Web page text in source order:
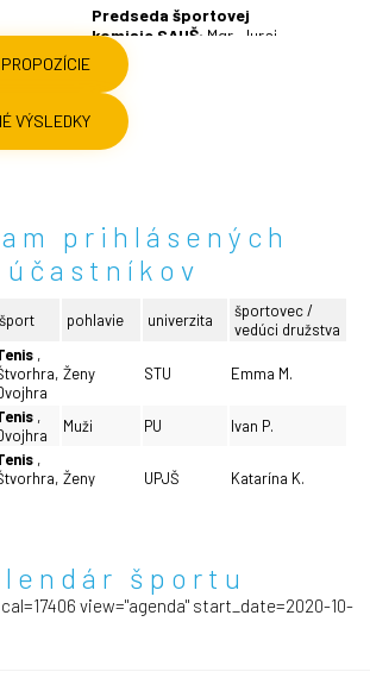
VÝSLEDKY
prihlásených
účastníkov
športu
view="agenda" start_date=2020-10-